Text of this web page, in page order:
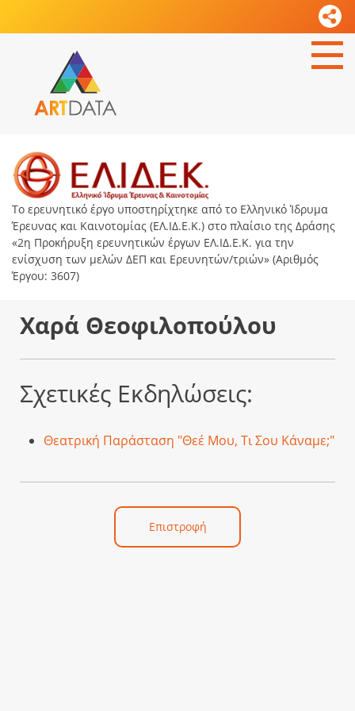
Το ερευνητικό έργο υποστηρίχτηκε από το Ελληνικό Ίδρυμα
Έρευνας και Καινοτομίας (ΕΛ.ΙΔ.Ε.Κ.) στο πλαίσιο της Δράσης
«2η Προκήρυξη ερευνητικών έργων ΕΛ.ΙΔ.Ε.Κ. για την
ενίσχυση των μελών ΔΕΠ και Ερευνητών/τριών» (Αριθμός
Έργου: 3607)
Χαρά Θεοφιλοπούλου
Σχετικές Εκδηλώσεις:
Θεατρική Παράσταση "Θεέ Μου, Τι Σου Κάναμε;"
Επιστροφή